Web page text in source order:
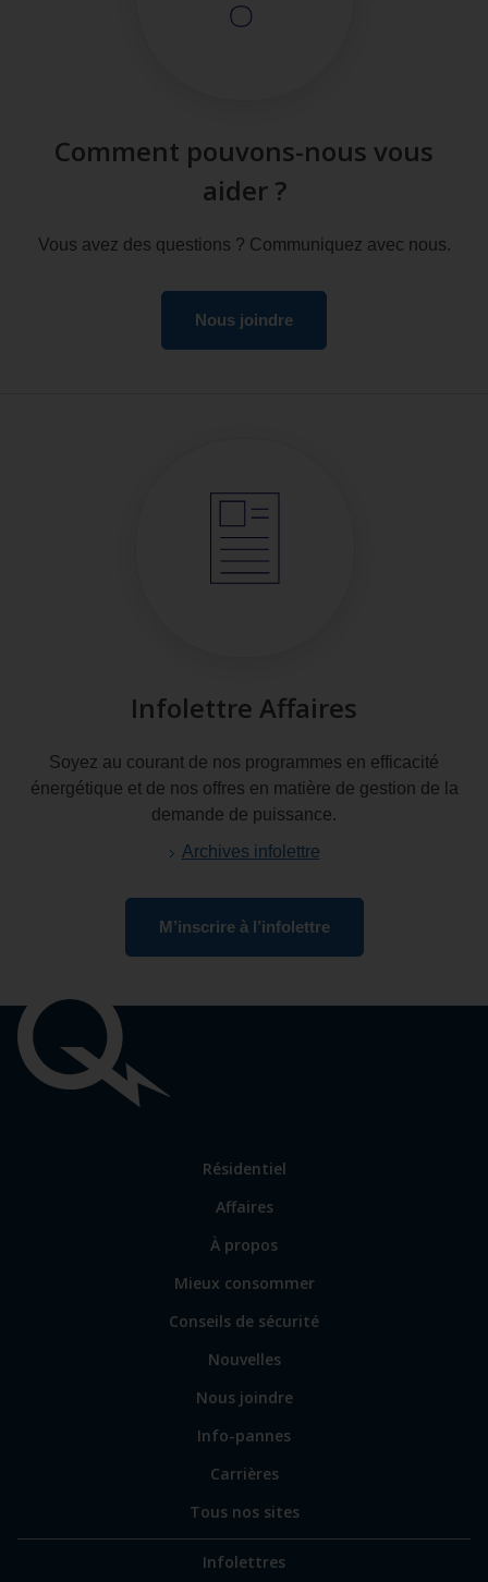
Comment pouvons-nous vous
aider ?
Vous avez des questions ? Communiquez avec nous.
Nous joindre
Infolettre Affaires
Soyez au courant de nos programmes en efficacité
énergétique et de nos offres en matière de gestion de la
demande de puissance.
Archives infolettre
M’inscrire à l’infolettre
importants
Lien
les
principales
Résidentiel
Affaires
Lien
certains
sites
À propos
Mieux consommer
Conseils de sécurité
Nouvelles
Nous joindre
Info-pannes
Carrières
Tous nos sites
Infolettres